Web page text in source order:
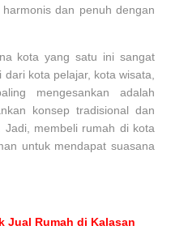
dan penuh dengan
kota yang satu ini sangat
kota pelajar, kota wisata,
mengesankan adalah
konsep tradisional dan
Jadi, membeli rumah di kota
untuk mendapat suasana
Jual Rumah di Kalasan